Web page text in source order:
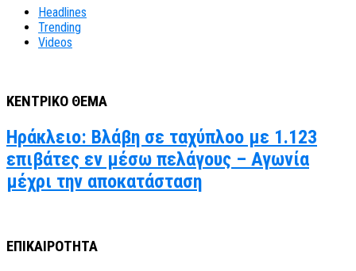
Headlines
Trending
Videos
ΚΕΝΤΡΙΚΟ ΘΕΜΑ
Ηράκλειο: Βλάβη σε ταχύπλοο με 1.123
επιβάτες εν μέσω πελάγους – Αγωνία
μέχρι την αποκατάσταση
ΕΠΙΚΑΙΡΟΤΗΤΑ